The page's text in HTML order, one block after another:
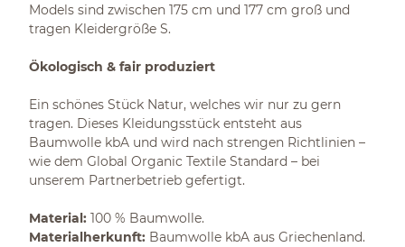
Models sind zwischen 175 cm und 177 cm groß und
tragen Kleidergröße S.
Ökologisch & fair produziert
Ein schönes Stück Natur, welches wir nur zu gern
tragen. Dieses Kleidungsstück entsteht aus
Baumwolle kbA und wird nach strengen Richtlinien –
wie dem Global Organic Textile Standard – bei
unserem Partnerbetrieb gefertigt.
Material: 100 % Baumwolle.
Materialherkunft: Baumwolle kbA aus Griechenland.